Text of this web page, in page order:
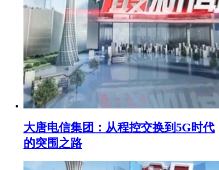
大唐电信集团：从程控交换到5G时代
的突围之路